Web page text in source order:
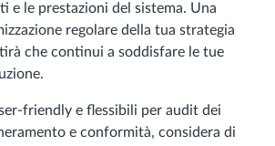
e le prestazioni del sistema. Una
regolare della tua strategia
che continui a soddisfare le tue
friendly e flessibili per audit dei
e conformità, considera di